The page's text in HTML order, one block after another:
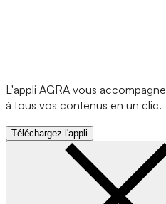
L'appli AGRA vous
à tous vos contenus en un clic.
Téléchargez l'appli